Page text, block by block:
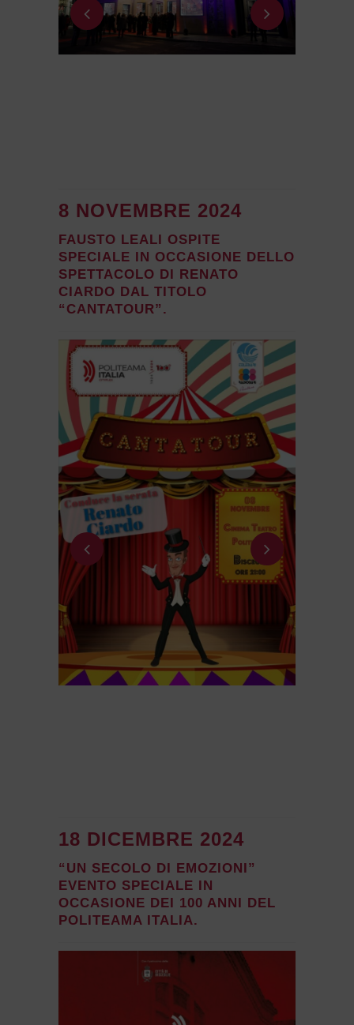
8 NOVEMBRE 2024
FAUSTO LEALI OSPITE
SPECIALE IN OCCASIONE DELLO
SPETTACOLO DI RENATO
CIARDO DAL TITOLO
“CANTATOUR”.
18 DICEMBRE 2024
“UN SECOLO DI EMOZIONI”
EVENTO SPECIALE IN
OCCASIONE DEI 100 ANNI DEL
POLITEAMA ITALIA.